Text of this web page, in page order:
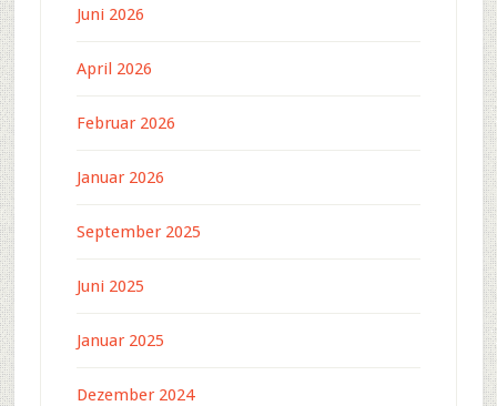
Juni 2026
April 2026
Februar 2026
Januar 2026
September 2025
Juni 2025
Januar 2025
Dezember 2024